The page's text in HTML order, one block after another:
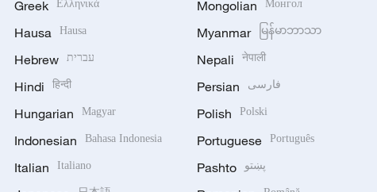
Greek Ελληνικά
Hausa Hausa
Hebrew עברית
Hindi हिन्दी
Hungarian Magyar
Indonesian Bahasa Indonesia
Italian Italiano
Mongolian Монгол
Myanmar မြန်မာဘာသာ
Nepali नेपाली
Persian فارسی
Polish Polski
Portuguese Português
Pashto پښتو